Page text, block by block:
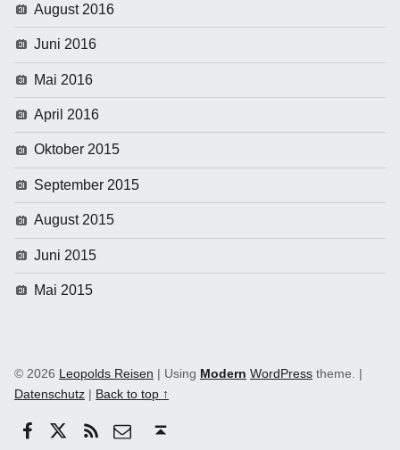
August 2016
Juni 2016
Mai 2016
April 2016
Oktober 2015
September 2015
August 2015
Juni 2015
Mai 2015
© 2026 Leopolds Reisen | Using Modern WordPress theme.
|
Datenschutz | Back to top ↑